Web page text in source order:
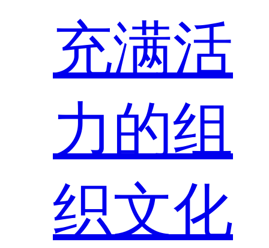
充满活
力的组
织文化